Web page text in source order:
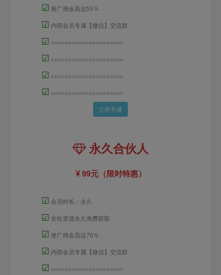
☑ 推广佣金高达50％
☑ 内部会员专属【微信】交流群
☑ =====================
☑ =====================
☑ =====================
☑ =====================
立即开通
永久合伙人
99元（限时特惠）
☑ 会员时长：永久
☑ 全站资源永久免费获取
☑ 推广佣金高达70％
☑ 内部会员专属【微信】交流群
☑ =====================